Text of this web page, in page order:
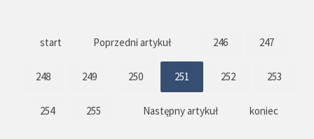
start Poprzedni artykuł 246 247
248 249 250 251 252 253
254 255 Następny artykuł koniec